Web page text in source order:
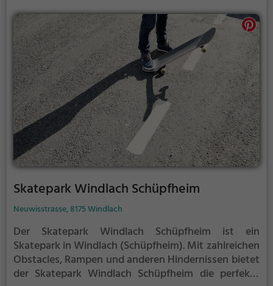
angeben möchtest.
Skatepark Windlach Schüpfheim
Neuwisstrasse, 8175 Windlach
Der Skatepark Windlach Schüpfheim ist ein
Skatepark in Windlach (Schüpfheim).Mit zahlreichen
Obstacles, Rampen und anderen Hindernissen bietet
der Skatepark Windlach Schüpfheim die perfekte